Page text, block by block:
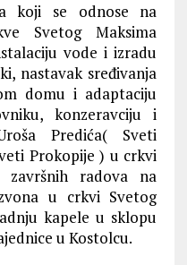
koji se odnose na
Svetog Maksima
vode i izradu
nastavak sređivanja
domu i adaptaciju
konzeravciju i
Predića( Sveti
Prokopije ) u crkvi
radova na
u crkvi Svetog
kapele u sklopu
u Kostolcu.